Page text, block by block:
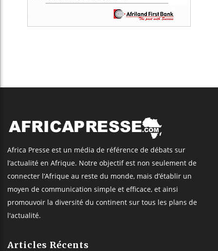
Africa Presse est un média de référence de débats sur
l’actualité en Afrique. Notre objectif est non seulement de
connecter l’Afrique au reste du monde, mais d’établir un
moyen de communication simple et efficace, et ainsi
promouvoir la diversité du continent sur tous les plans de
l'actualité.
Articles Récents